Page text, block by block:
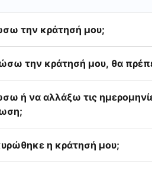
την κράτησή μου;
την κράτησή μου, θα
ή να αλλάξω τις
η κράτησή μου;